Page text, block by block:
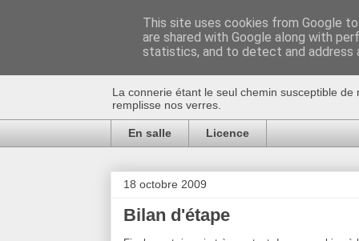
Au bistro !
La connerie étant le seul chemin susceptible
remplisse nos verres.
En salle Licence
18 octobre 2009
Bilan d'étape
This site uses cookies from Google
are shared with Google along with
statistics, and to detect and address